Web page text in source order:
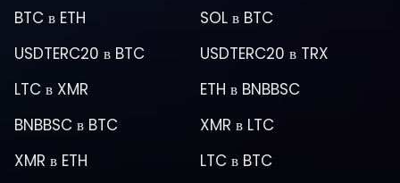
BTC в ETH SOL в BTC
USDTERC20 в BTC USDTERC20 в TRX
LTC в XMR ETH в BNBBSC
BNBBSC в BTC XMR в LTC
XMR в ETH LTC в BTC